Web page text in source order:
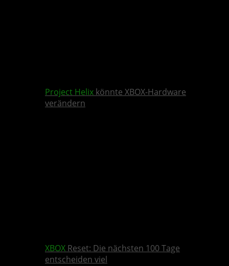
Project Helix könnte XBOX-Hardware
verändern
XBOX Reset: Die nächsten 100 Tage
entscheiden viel